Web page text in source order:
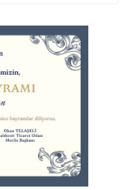
Sevdası İçin
Yürek
Perşembe, 11:51
Kepsut’a Yatırım
Perşembe, 16:43